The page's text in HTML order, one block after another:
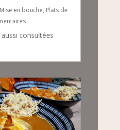
Mise en bouche, Plats de
consultées